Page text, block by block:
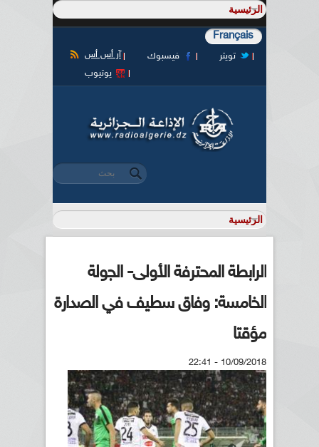
Français
آر أس أس فيسبوك
تويتر
يوتيوب
استمارة البحث
‏بحث ‏
الرابطة المحترفة الأولى- الجولة
الخامسة: وفاق سطيف في الصدارة
مؤقتا
10/09/2018 - 22:41